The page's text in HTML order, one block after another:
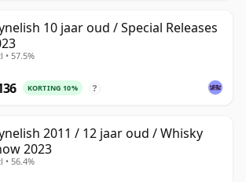
10 jaar oud / Special Releases
• 57.5%
KORTING 10% ?
2011 / 12 jaar oud / Whisky
2023
• 56.4%